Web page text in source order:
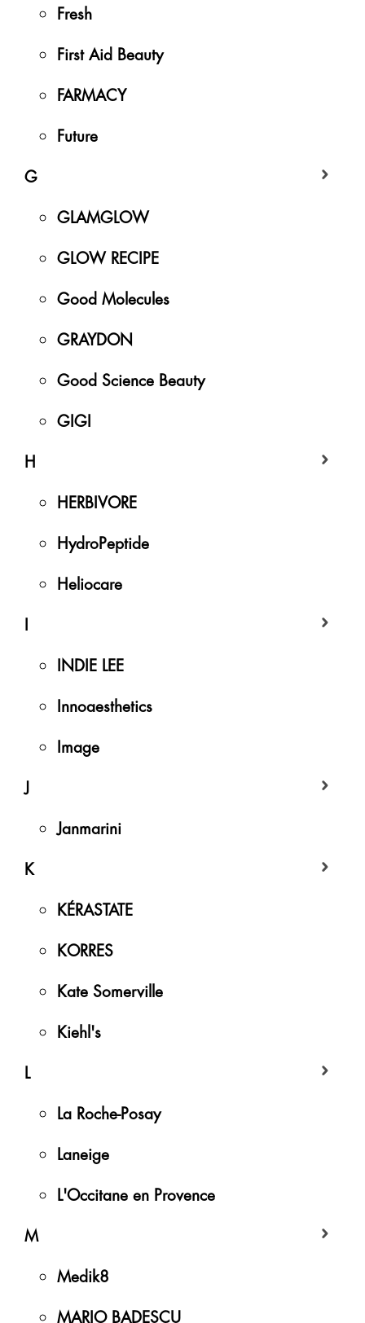
Fresh
First Aid Beauty
FARMACY
Future
G
GLAMGLOW
GLOW RECIPE
Good Molecules
GRAYDON
Good Science Beauty
GIGI
H
HERBIVORE
HydroPeptide
Heliocare
I
INDIE LEE
Innoaesthetics
Image
J
Janmarini
K
KÉRASTATE
KORRES
Kate Somerville
Kiehl's
L
La Roche-Posay
Laneige
L'Occitane en Provence
M
Medik8
MARIO BADESCU